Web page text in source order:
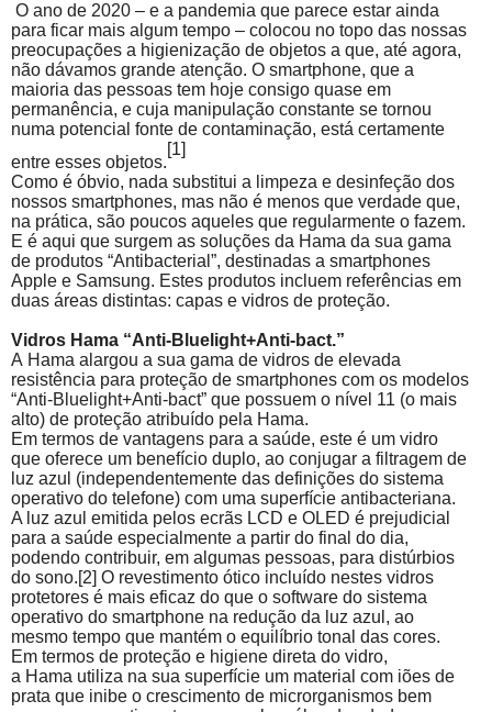
O ano de 2020 – e a pandemia que parece estar ainda
para ficar mais algum tempo – colocou no topo das nossas
preocupações a higienização de objetos a que, até agora,
não dávamos grande atenção. O smartphone, que a
maioria das pessoas tem hoje consigo quase em
permanência, e cuja manipulação constante se tornou
numa potencial fonte de contaminação, está certamente
entre esses objetos.
[1]
Como é óbvio, nada substitui a limpeza e desinfeção dos
nossos smartphones, mas não é menos que verdade que,
na prática, são poucos aqueles que regularmente o fazem.
E é aqui que surgem as soluções da Hama da sua gama
de produtos “Antibacterial ”, destinadas a smartphones
Apple e Samsung. Estes produtos incluem referências em
duas áreas distintas: capas e vidros de proteção.
Vidros Hama “Anti-Bluelight+Anti-bact.”
A Hama alargou a sua gama de vidros de elevada
resistência para proteção de smartphones com os modelos
“Anti-Bluelight+Anti-bact” que possuem o nível 11 (o mais
alto) de proteção atribuído pela Hama.
Em termos de vantagens para a saúde, este é um vidro
que oferece um benefício duplo, ao conjugar a filtragem de
luz azul (independentemente das definições do sistema
operativo do telefone) com uma superfície antibacteriana.
A luz azul emitida pelos ecrãs LCD e OLED é prejudicial
para a saúde especialmente a partir do final do dia,
podendo contribuir, em algumas pessoas, para distúrbios
do sono.[2] O revestimento ótico incluído nestes vidros
protetores é mais eficaz do que o software do sistema
operativo do smartphone na redução da luz azul, ao
mesmo tempo que mantém o equilíbrio tonal das cores.
Em termos de proteção e higiene direta do vidro,
a Hama utiliza na sua superfície um material com iões de
prata que inibe o crescimento de microrganismos bem